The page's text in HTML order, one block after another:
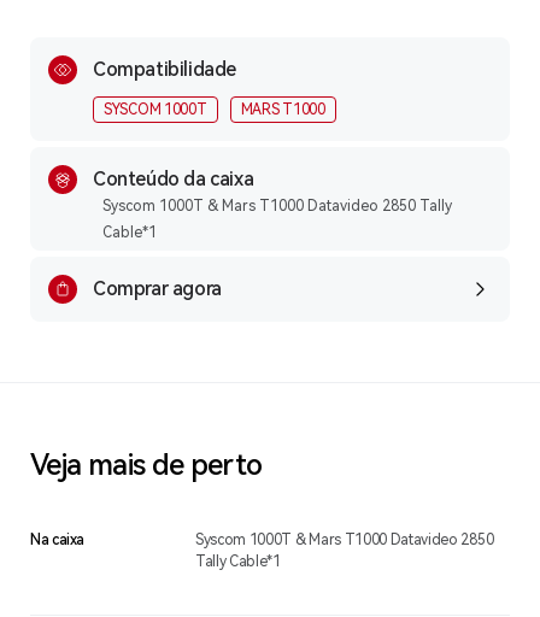
Compatibilidade
SYSCOM 1000T MARS T1000
Conteúdo da caixa
Syscom 1000T & Mars T1000 Datavideo 2850 Tally
Cable*1
Comprar agora
Veja mais de perto
Na caixa
Syscom 1000T & Mars T1000 Datavideo 2850
Tally Cable*1